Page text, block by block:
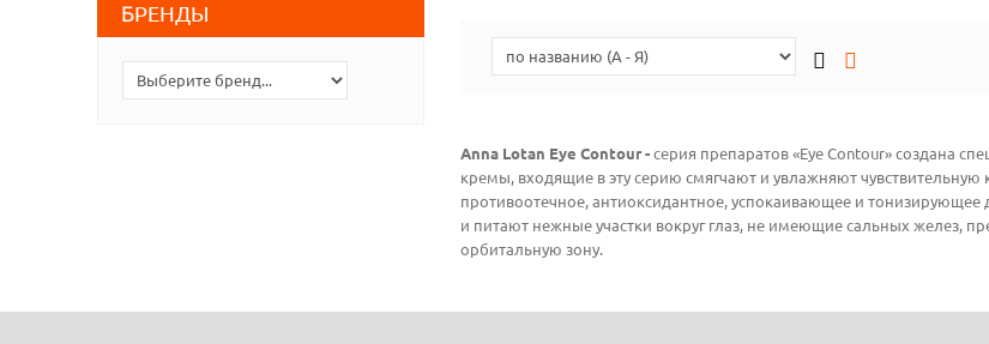
БРЕНДЫ
Anna Lotan Eye Contour - cерия препаратов «Eye Contour» создана
кремы, входящие в эту серию смягчают и увлажняют
противоотечное, антиоксидантное, успокаивающее и
и питают нежные участки вокруг глаз, не имеющие сальных желез,
орбитальную зону.